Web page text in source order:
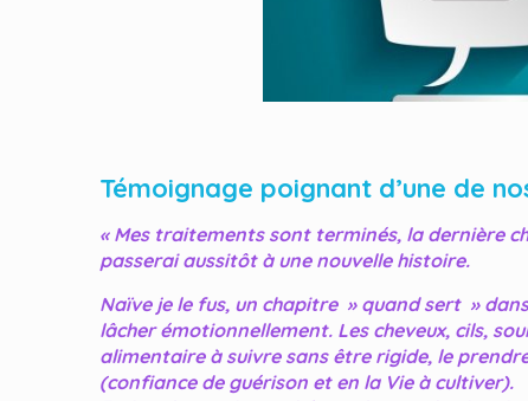
Témoignage poignant d’une de
« Mes traitements sont terminés, la dernière
passerai aussitôt à une nouvelle histoire.
Naïve je le fus, un chapitre » quand sert »
lâcher émotionnellement. Les cheveux, cils,
alimentaire à suivre sans être rigide, le
(confiance de guérison et en la Vie à cultiver).